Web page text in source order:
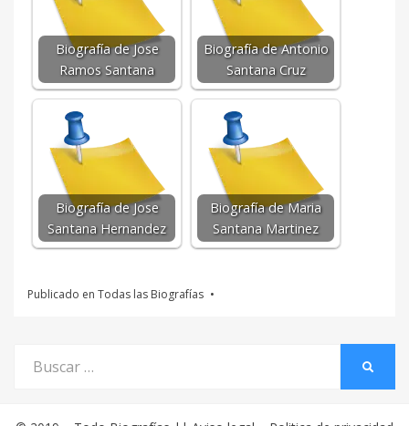
Biografía de Jose
Ramos Santana
Biografía de Antonio
Santana Cruz
Biografía de Jose
Santana Hernandez
Biografía de Maria
Santana Martinez
Publicado en Todas las Biografías
por: